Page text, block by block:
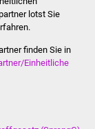
lotst Sie
finden Sie in
Einheitliche